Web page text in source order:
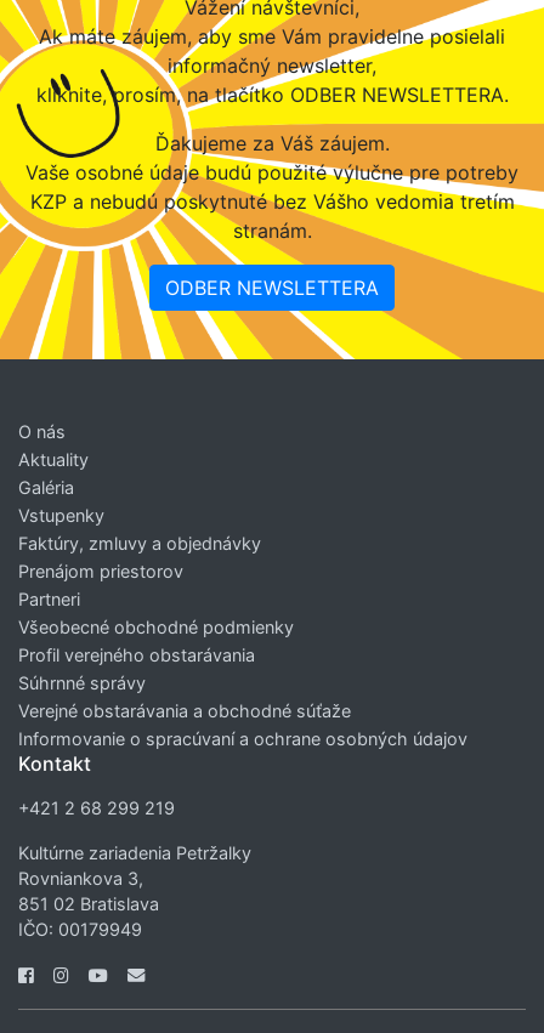
Vážení návštevníci,
Ak máte záujem, aby sme Vám pravidelne posielali
informačný newsletter,
kliknite, prosím, na tlačítko ODBER NEWSLETTERA.
Ďakujeme za Váš záujem.
Vaše osobné údaje budú použité výlučne pre potreby
KZP a nebudú poskytnuté bez Vášho vedomia tretím
stranám.
ODBER NEWSLETTERA
O nás
Aktuality
Galéria
Vstupenky
Faktúry, zmluvy a objednávky
Prenájom priestorov
Partneri
Všeobecné obchodné podmienky
Profil verejného obstarávania
Súhrnné správy
Verejné obstarávania a obchodné súťaže
Informovanie o spracúvaní a ochrane osobných údajov
Kontakt
+421 2 68 299 219
Kultúrne zariadenia Petržalky
Rovniankova 3,
851 02 Bratislava
IČO: 00179949